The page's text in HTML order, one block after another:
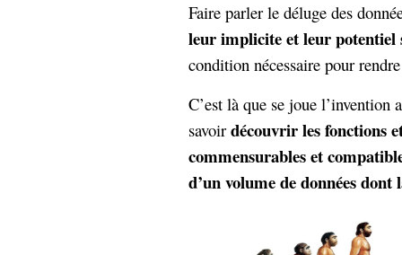
Faire parler le déluge des
leur implicite et leur potentiel
condition nécessaire pour
C’est là que se joue l’invention
savoir découvrir les fonctions
commensurables et
d’un volume de données dont